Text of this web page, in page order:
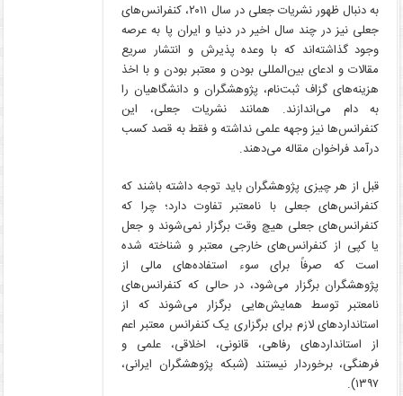
به دنبال ظهور نشریات جعلی در سال ۲۰۱۱، کنفرانس‌های
جعلی نیز در چند سال اخیر در دنیا و ایران پا به عرصه
وجود گذاشته‌اند که با وعده پذیرش و انتشار سریع
مقالات و ادعای بین‌المللی بودن و معتبر بودن و با اخذ
هزینه‌های گزاف ثبت‌نام، پژوهشگران و دانشگاهیان را
به دام می‌اندازند. همانند نشریات جعلی، این
کنفرانس‌ها نیز وجهه علمی نداشته و فقط به قصد کسب
درآمد فراخوان مقاله می‌دهند.
قبل از هر چیزی پژوهشگران باید توجه داشته باشند که
کنفرانس‌های جعلی با نامعتبر تفاوت دارد؛ چرا که
کنفرانس‌های جعلی هیچ وقت برگزار نمی‌شوند و جعل
یا کپی از کنفرانس‌های خارجی معتبر و شناخته شده
است که صرفاً برای سوء استفاده‌های مالی از
پژوهشگران برگزار می‌شود، در حالی که کنفرانس‌های
نامعتبر توسط همایش‌هایی برگزار می‌شوند که از
استانداردهای لازم برای برگزاری یک کنفرانس معتبر اعم
از استانداردهای رفاهی، قانونی، اخلاقی، علمی و
فرهنگی، برخوردار نیستند (شبکه پژوهشگران ایرانی،
۱۳۹۷).